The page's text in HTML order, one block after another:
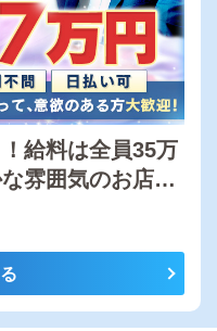
給料は全員35万
雰囲気のお店で
学歴・経験・性
イトも大歓迎で
フ体験2時間勤